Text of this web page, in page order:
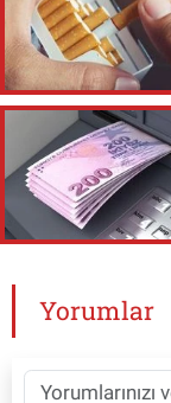
Yorumlar